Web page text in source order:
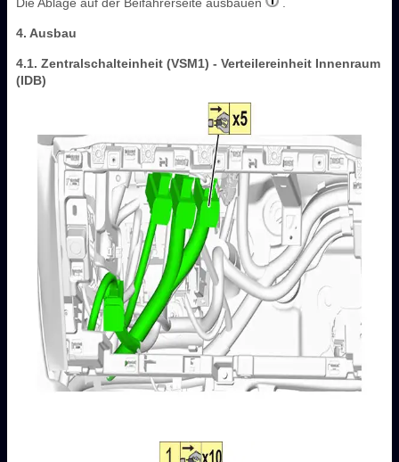
4. Ausbau
4.1. Zentralschalteinheit (VSM1) - Verteilereinheit Innenraum
(IDB)